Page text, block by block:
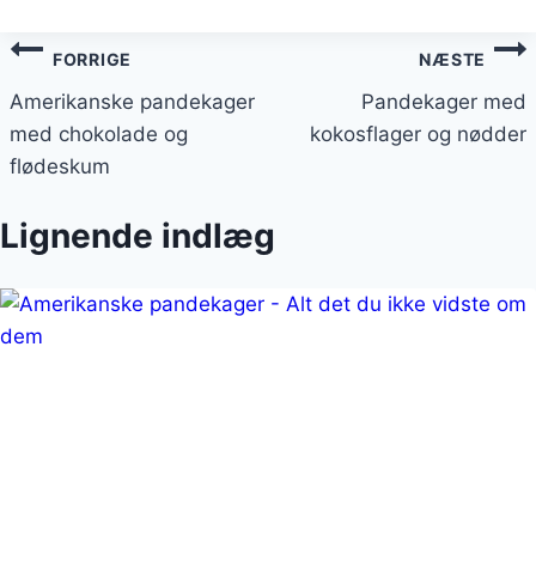
Indlægsnavigation
FORRIGE
Amerikanske pandekager
med chokolade og
flødeskum
NÆSTE
Pandekager med
kokosflager og nødder
Lignende indlæg